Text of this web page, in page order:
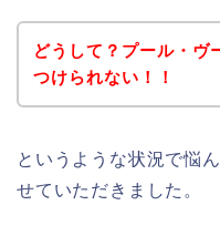
どうして？プール・ヴ
つけられない！！
というような状況で悩
せていただきました。